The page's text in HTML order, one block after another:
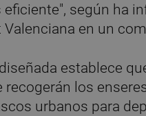
según ha
Valenciana en un
establece
recogerán los
urbanos para